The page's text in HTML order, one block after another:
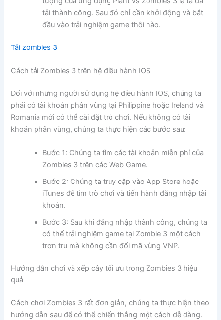
tải thành công. Sau đó chỉ cần khởi động và bắt
đầu vào trải nghiệm game thôi nào.
Tải zombies 3
Cách tải Zombies 3 trên hệ điều hành IOS
Đối với những người sử dụng hệ điều hành IOS, chúng ta
phải có tài khoản phân vùng tại Philippine hoặc Ireland và
Romania mới có thể cài đặt trò chơi. Nếu không có tài
khoản phân vùng, chúng ta thực hiện các bước sau:
Bước 1: Chúng ta tìm các tài khoản miễn phí của
Zombies 3 trên các Web Game.
Bước 2: Chúng ta truy cập vào App Store hoặc
iTunes để tìm trò chơi và tiến hành đăng nhập tài
khoản.
Bước 3: Sau khi đăng nhập thành công, chúng ta
có thể trải nghiệm game tại Zombie 3 một cách
trơn tru mà không cần đổi mã vùng VNP.
Hướng dẫn chơi và xếp cây tối ưu trong Zombies 3 hiệu
quả
Cách chơi Zombies 3 rất đơn giản, chúng ta thực hiện theo
hướng dẫn sau để có thể chiến thắng một cách dễ dàng.